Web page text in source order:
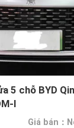
5 chỗ BYD
I
Giá bán：